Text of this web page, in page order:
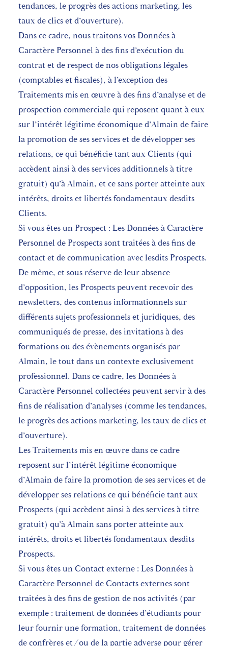
tendances, le progrès des actions marketing, les
taux de clics et d’ouverture).
Dans ce cadre, nous traitons vos Données à
Caractère Personnel à des fins d’exécution du
contrat et de respect de nos obligations légales
(comptables et fiscales), à l’exception des
Traitements mis en œuvre à des fins d’analyse et de
prospection commerciale qui reposent quant à eux
sur l’intérêt légitime économique d’Almain de faire
la promotion de ses services et de développer ses
relations, ce qui bénéficie tant aux Clients (qui
accèdent ainsi à des services additionnels à titre
gratuit) qu’à Almain, et ce sans porter atteinte aux
intérêts, droits et libertés fondamentaux desdits
Clients.
Si vous êtes un Prospect : Les Données à Caractère
Personnel de Prospects sont traitées à des fins de
contact et de communication avec lesdits Prospects.
De même, et sous réserve de leur absence
d’opposition, les Prospects peuvent recevoir des
newsletters, des contenus informationnels sur
différents sujets professionnels et juridiques, des
communiqués de presse, des invitations à des
formations ou des évènements organisés par
Almain, le tout dans un contexte exclusivement
professionnel. Dans ce cadre, les Données à
Caractère Personnel collectées peuvent servir à des
fins de réalisation d’analyses (comme les tendances,
le progrès des actions marketing, les taux de clics et
d’ouverture).
Les Traitements mis en œuvre dans ce cadre
reposent sur l’intérêt légitime économique
d’Almain de faire la promotion de ses services et de
développer ses relations ce qui bénéficie tant aux
Prospects (qui accèdent ainsi à des services à titre
gratuit) qu’à Almain sans porter atteinte aux
intérêts, droits et libertés fondamentaux desdits
Prospects.
Si vous êtes un Contact externe : Les Données à
Caractère Personnel de Contacts externes sont
traitées à des fins de gestion de nos activités (par
exemple : traitement de données d’étudiants pour
leur fournir une formation, traitement de données
de confrères et/ou de la partie adverse pour gérer